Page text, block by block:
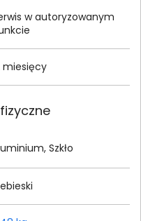
w autoryzowanym
miesięcy
Szkło